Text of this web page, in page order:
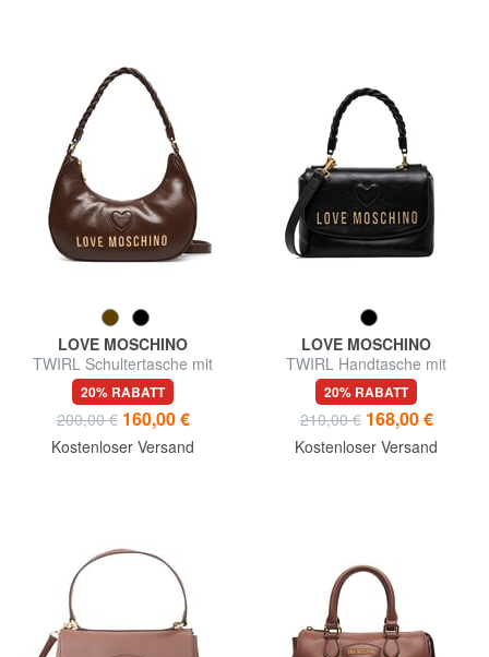
LOVE MOSCHINO
TWIRL Schultertasche mit
Schultergurt
20% RABATT
200,00 € 160,00 €
Kostenloser Versand
LOVE MOSCHINO
TWIRL Handtasche mit
Schulterriemen
20% RABATT
210,00 € 168,00 €
Kostenloser Versand